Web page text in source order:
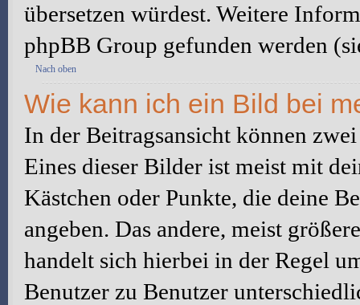
übersetzen würdest. Weitere
phpBB Group gefunden werden
Nach oben
Wie kann ich ein Bild bei
In der Beitragsansicht können
Eines dieser Bilder ist meist mit
Kästchen oder Punkte, die deine
angeben. Das andere, meist
handelt sich hierbei in der Regel
Benutzer zu Benutzer